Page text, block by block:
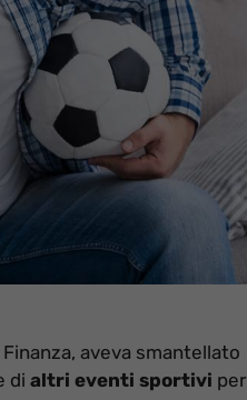
aveva smantellato
di altri eventi sportivi per